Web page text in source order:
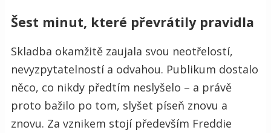
Šest minut, které převrátily pravidla
Skladba okamžitě zaujala svou neotřelostí,
nevyzpytatelností a odvahou. Publikum dostalo
něco, co nikdy předtím neslyšelo – a právě
proto bažilo po tom, slyšet píseň znovu a
znovu. Za vznikem stojí především Freddie